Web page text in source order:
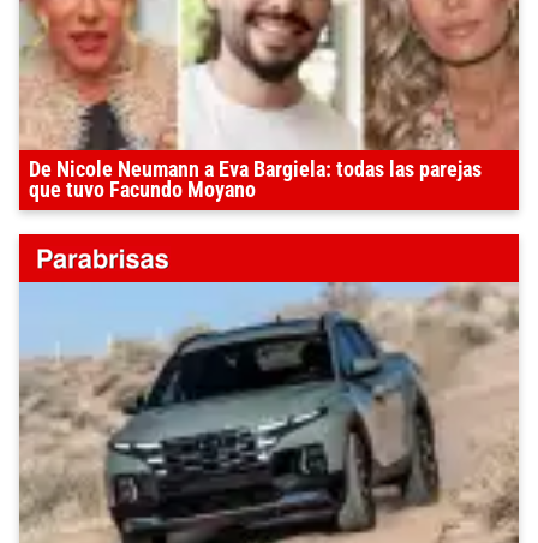
De Nicole Neumann a Eva Bargiela: todas las parejas
que tuvo Facundo Moyano